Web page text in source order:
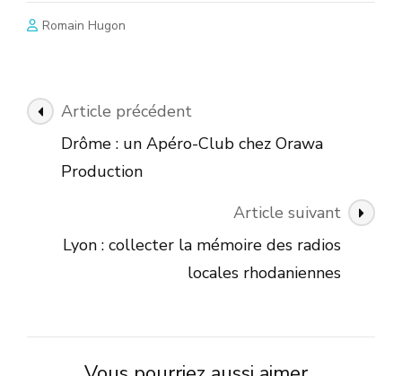
Romain Hugon
Navigation
des
articles
Article précédent
Drôme : un Apéro-Club chez Orawa
Production
Article suivant
Lyon : collecter la mémoire des radios
locales rhodaniennes